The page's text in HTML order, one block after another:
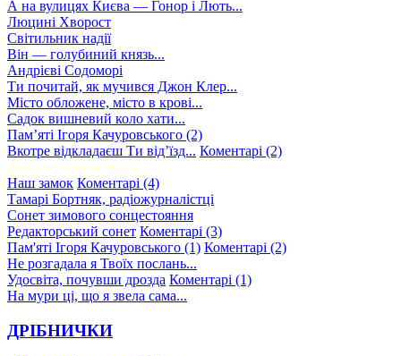
А на вулицях Києва — Гонор і Лють...
Люцині Хворост
Світильник надії
Він — голубиний князь...
Андрієві Содоморі
Ти почитай, як мучився Джон Клер...
Місто обложене, місто в крові...
Садок вишневий коло хати...
Пам’яті Ігоря Качуровського (2)
Вкотре відкладаєш Ти від’їзд... Коментарі (2)
Жодних демінутивів...
Наш замок Коментарі (4)
Тамарі Бортняк, радіожурналістці
Сонет зимового сонцестояння
Редакторський сонет Коментарі (3)
Пам'яті Ігоря Качуровського (1) Коментарі (2)
Не розгадала я Твоїх послань...
Удосвіта, почувши дрозда Коментарі (1)
На мури ці, що я звела сама...
ДРІБНИЧКИ